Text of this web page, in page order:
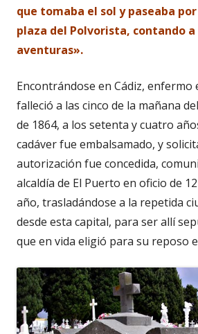
que tomaba el sol y paseaba
plaza del Polvorista, contando a
aventuras».
Encontrándose en Cádiz, enfermo
falleció a las cinco de la mañana
de 1864, a los setenta y cuatro
cadáver fue embalsamado, y
autorización fue concedida,
alcaldía de El Puerto en oficio de
año, trasladándose a la repetida
desde esta capital, para ser allí
que en vida eligió para su reposo